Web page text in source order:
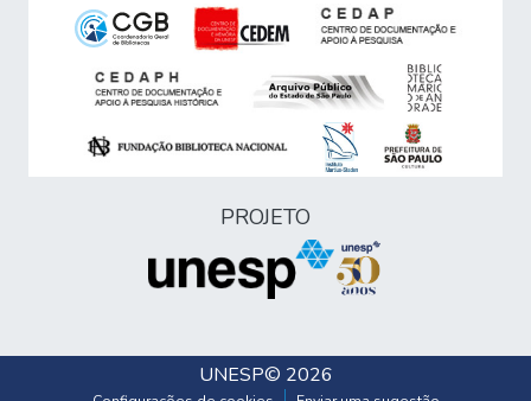
PROJETO
UNESP© 2026